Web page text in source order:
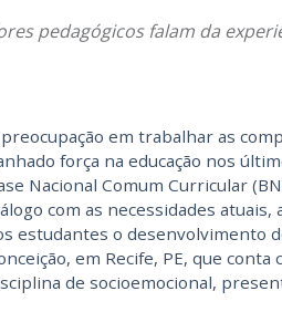
pedagógicos falam da
em trabalhar as
força na educação nos
Nacional Comum Curricular
com as necessidades
estudantes o desenvolvimento
em Recife, PE, que
de socioemocional,